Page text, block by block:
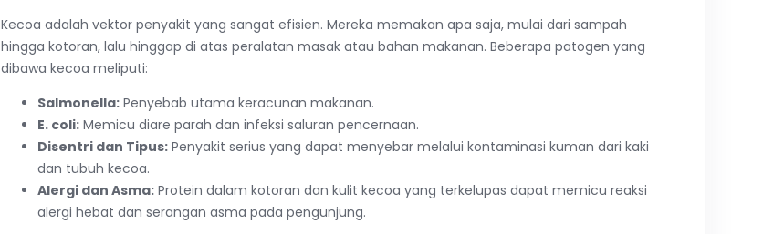
Kecoa adalah vektor penyakit yang sangat efisien. Mereka memakan apa saja, mulai dari sampah
hingga kotoran, lalu hinggap di atas peralatan masak atau bahan makanan. Beberapa patogen yang
dibawa kecoa meliputi:
Salmonella: Penyebab utama keracunan makanan.
E. coli: Memicu diare parah dan infeksi saluran pencernaan.
Disentri dan Tipus: Penyakit serius yang dapat menyebar melalui kontaminasi kuman dari kaki
dan tubuh kecoa.
Alergi dan Asma: Protein dalam kotoran dan kulit kecoa yang terkelupas dapat memicu reaksi
alergi hebat dan serangan asma pada pengunjung.